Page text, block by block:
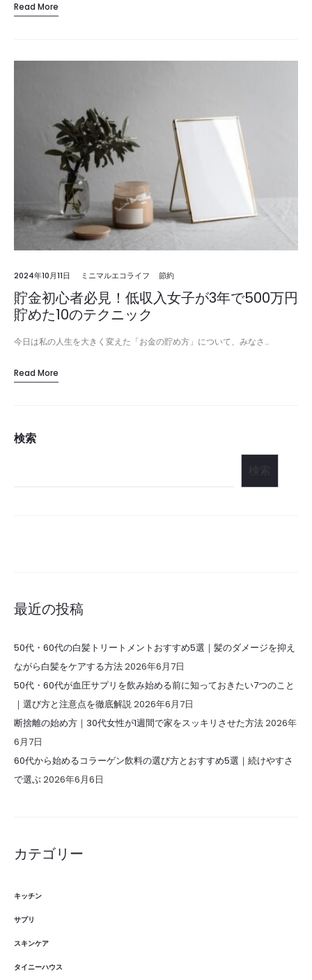
Read More
2024年10月11日 ミニマルエコライフ 節約
貯金初心者必見！低収入女子が3年で500万円
貯めた10のテクニック
今日は私の人生を大きく変えた「お金の貯め方」について、みなさ…
Read More
検索
検索
最近の投稿
50代・60代の白髪トリートメントおすすめ5選｜髪のダメージを抑え
ながら白髪をケアする方法2026年6月7日
50代・60代が血圧サプリを飲み始める前に知っておきたい7つのこと
｜選び方と注意点を徹底解説2026年6月7日
断捨離の始め方｜30代女性が1週間で家をスッキリさせた方法2026年
6月7日
60代から始めるコラーゲン飲料の選び方とおすすめ5選｜続けやすさ
で選ぶ2026年6月6日
カテゴリー
キッチン
サプリ
スキンケア
タイニーハウス